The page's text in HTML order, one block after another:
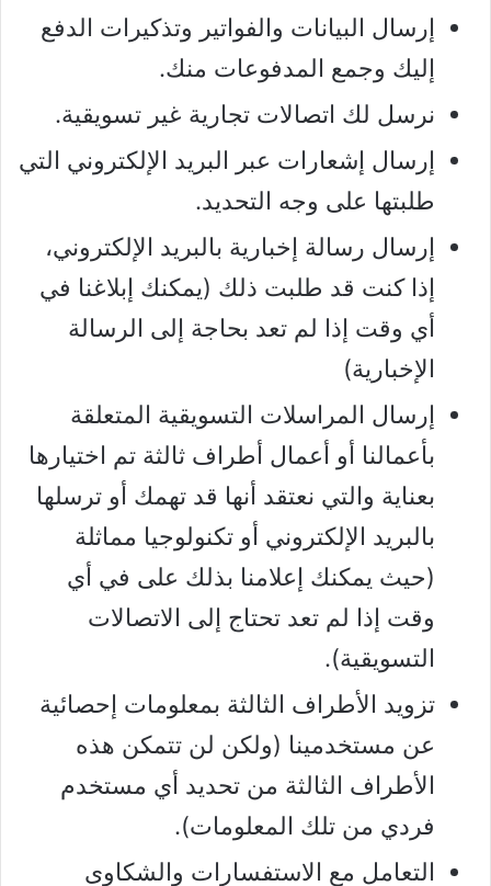
إرسال البيانات والفواتير وتذكيرات الدفع
إليك وجمع المدفوعات منك.
نرسل لك اتصالات تجارية غير تسويقية.
إرسال إشعارات عبر البريد الإلكتروني التي
طلبتها على وجه التحديد.
إرسال رسالة إخبارية بالبريد الإلكتروني،
إذا كنت قد طلبت ذلك (يمكنك إبلاغنا في
أي وقت إذا لم تعد بحاجة إلى الرسالة
الإخبارية)
إرسال المراسلات التسويقية المتعلقة
بأعمالنا أو أعمال أطراف ثالثة تم اختيارها
بعناية والتي نعتقد أنها قد تهمك أو ترسلها
بالبريد الإلكتروني أو تكنولوجيا مماثلة
(حيث يمكنك إعلامنا بذلك على في أي
وقت إذا لم تعد تحتاج إلى الاتصالات
التسويقية).
تزويد الأطراف الثالثة بمعلومات إحصائية
عن مستخدمينا (ولكن لن تتمكن هذه
الأطراف الثالثة من تحديد أي مستخدم
فردي من تلك المعلومات).
التعامل مع الاستفسارات والشكاوى